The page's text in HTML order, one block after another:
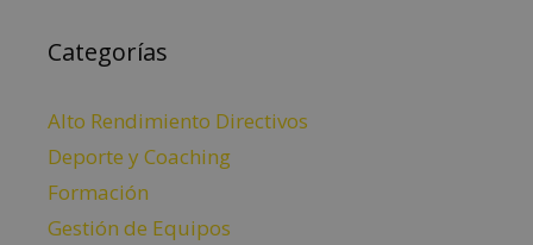
Categorías
Alto Rendimiento Directivos
Deporte y Coaching
Formación
Gestión de Equipos